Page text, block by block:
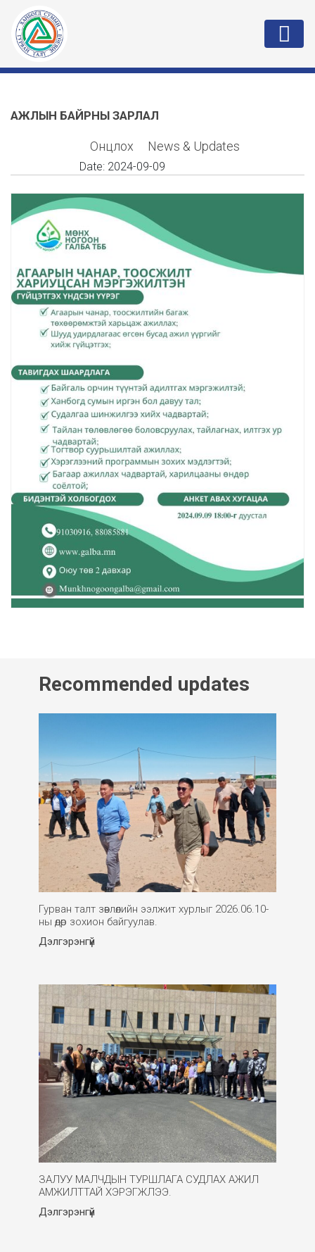
АЖЛЫН БАЙРНЫ ЗАРЛАЛ
Онцлох News & Updates
Date: 2024-09-09
Recommended updates
Гурван талт зөвлөлийн ээлжит хурлыг 2026.06.10-
ны өдөр зохион байгуулав.
Дэлгэрэнгүй
ЗАЛУУ МАЛЧДЫН ТУРШЛАГА СУДЛАХ АЖИЛ
АМЖИЛТТАЙ ХЭРЭГЖЛЭЭ.
Дэлгэрэнгүй